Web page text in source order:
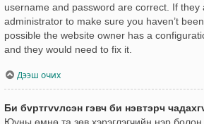
username and password are correct. If they
administrator to make sure you haven’t
possible the website owner has a
and they would need to fix it.
Дээш очих
Би бvртгvvлсэн гэвч би нэвтэрч
Юуны өмнө та зөв хэрэглэгчийн нэр болон